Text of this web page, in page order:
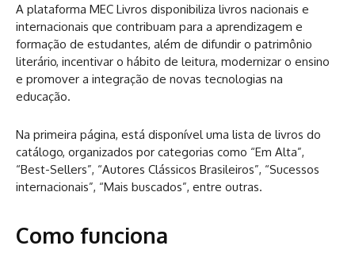
A plataforma MEC Livros disponibiliza livros nacionais e
internacionais que contribuam para a aprendizagem e
formação de estudantes, além de difundir o patrimônio
literário, incentivar o hábito de leitura, modernizar o ensino
e promover a integração de novas tecnologias na
educação.
Na primeira página, está disponível uma lista de livros do
catálogo, organizados por categorias como “Em Alta”,
“Best-Sellers”, “Autores Clássicos Brasileiros”, “Sucessos
internacionais”, “Mais buscados”, entre outras.
Como funciona